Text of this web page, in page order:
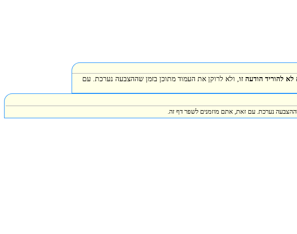
לא להוריד הודעה זו, ולא לרוקן את העמוד מתוכן בזמן שההצבעה נערכת. עם
נערכת. עם זאת, אתם מוזמנים לשפר דף זה.